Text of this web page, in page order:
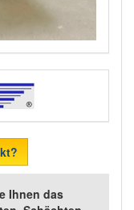
Ihnen das